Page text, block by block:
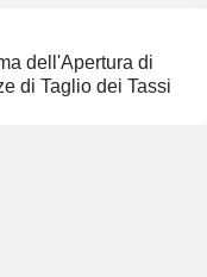
dell'Apertura di
di Taglio dei Tassi